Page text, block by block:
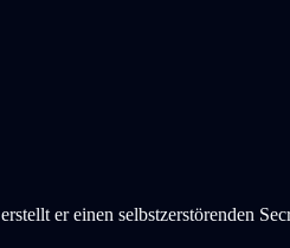
er einen selbstzerstörenden